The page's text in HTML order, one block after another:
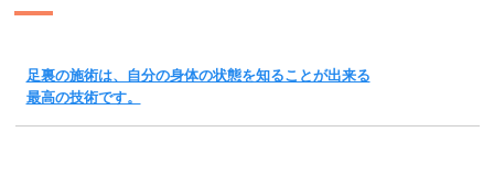
足裏の施術は、自分の身体の状態を知ることが出来る
最高の技術です。